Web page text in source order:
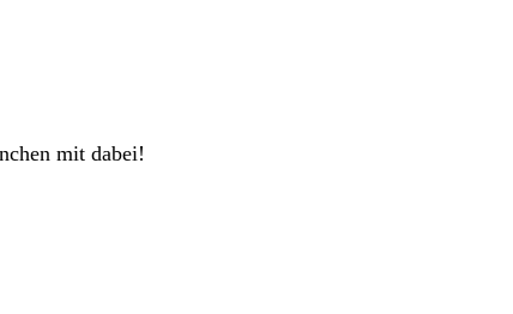
mit dabei!